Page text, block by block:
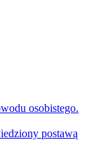
osobistego.
postawą